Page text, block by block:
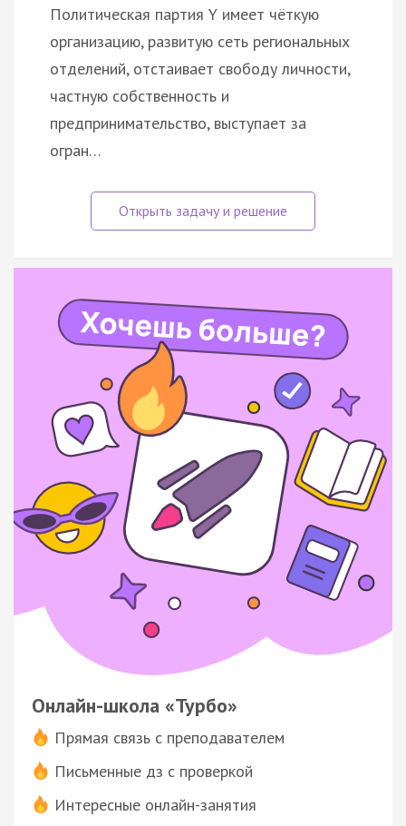
Политическая партия Y имеет чёткую
организацию, развитую сеть региональных
отделений, отстаивает свободу личности,
частную собственность и
предпринимательство, выступает за
огран…
Онлайн-школа «Турбо»
Прямая связь с преподавателем
Письменные дз с проверкой
Интересные онлайн-занятия